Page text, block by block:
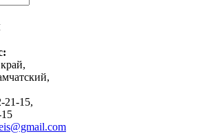
21-15,